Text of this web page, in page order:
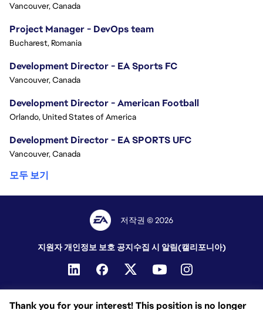
Thank you for your interest! This position is no longer
Vancouver, Canada
Project Manager - DevOps team
Bucharest, Romania
Development Director - EA Sports FC
Vancouver, Canada
Development Director - American Football
Orlando, United States of America
Development Director - EA SPORTS UFC
Vancouver, Canada
모두 보기
저작권 © 2026
지원자 개인정보 보호 공지 수집 시 알림(캘리포니아)